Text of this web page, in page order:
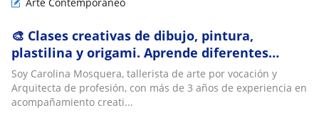
🎨 Clases creativas de dibujo, pintura,
plastilina y origami. Aprende diferentes
técnicas artísticas de forma divertida,
dinámica
Soy Carolina Mosquera, tallerista de arte por vocación y
Arquitecta de profesión, con más de 3 años de experiencia en
acompañamiento creati...